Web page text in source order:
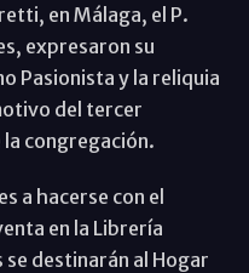
en Málaga, el P.
expresaron su
Pasionista y la reliquia
del tercer
congregación.
a hacerse con el
en la Librería
destinarán al Hogar